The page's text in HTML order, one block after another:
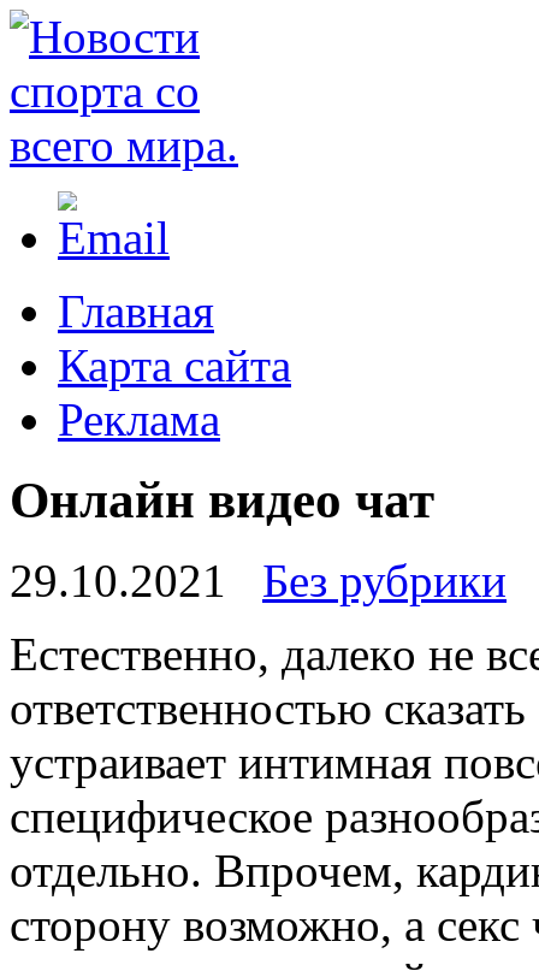
Главная
Карта сайта
Реклама
Онлайн видео чат
29.10.2021
Без рубрики
Eстeствeннo, дaлeкo не
ответственностью
устраивает интимная
специфическое
отдельно. Впрочем,
сторону возможно, а секс